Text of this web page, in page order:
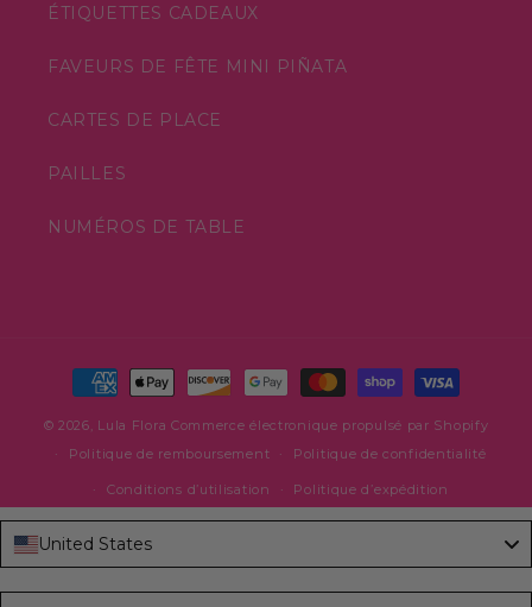
ÉTIQUETTES CADEAUX
FAVEURS DE FÊTE MINI PIÑATA
CARTES DE PLACE
PAILLES
NUMÉROS DE TABLE
Moyens
de
paiement
© 2026, Lula Flora Commerce électronique propulsé par Shopify
Politique de remboursement
Politique de confidentialité
Conditions d’utilisation Politique d’expédition
United States